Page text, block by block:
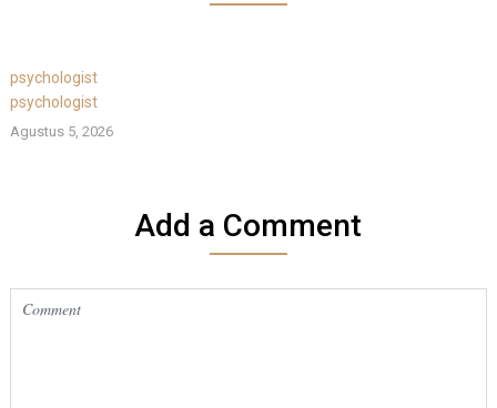
psychologist
psychologist
Agustus 5, 2026
Add a Comment